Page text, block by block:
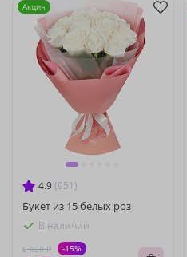
4.9 (951)
Букет из 15 белых роз
В наличии
5 020 ₽ -15%
Акция